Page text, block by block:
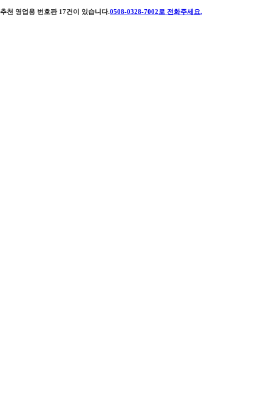
추천 영업용 번호판 17건이 있습니다.0508-0328-7002 로 전화주세요.